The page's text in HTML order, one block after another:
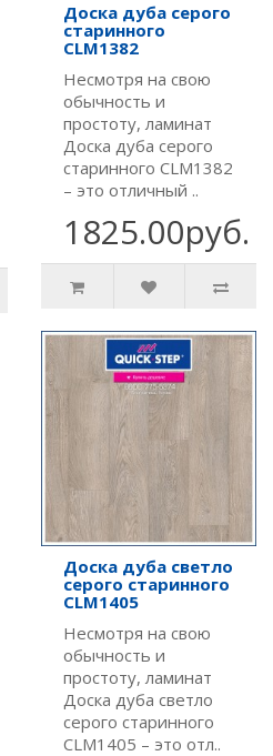
Доска дуба серого
старинного
CLM1382
Несмотря на свою
обычность и
простоту, ламинат
Доска дуба серого
старинного CLM1382
– это отличный ..
1825.00руб.
Доска дуба светло
серого старинного
CLM1405
Несмотря на свою
обычность и
простоту, ламинат
Доска дуба светло
серого старинного
CLM1405 – это отл..